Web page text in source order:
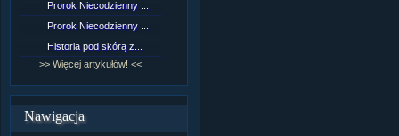
Prorok Niecodzienny ...
Prorok Niecodzienny ...
Historia pod skórą z...
>> Więcej artykułów! <<
Nawigacja